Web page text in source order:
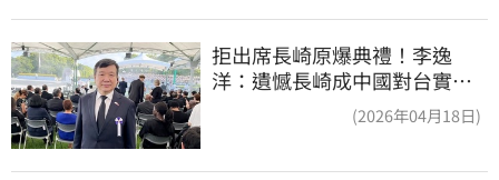
拒出席長崎原爆典禮！李逸
洋：遺憾長崎成中國對台實施
法律戰的執行工具(2026年04月18日)